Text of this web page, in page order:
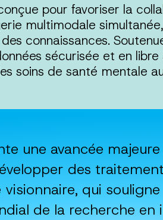
pour favoriser la
multimodale
connaissances.
sécurisée et en
soins de santé mentale
une avancée
des
qui
de la recherche en